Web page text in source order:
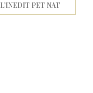
L’INEDIT PET NAT